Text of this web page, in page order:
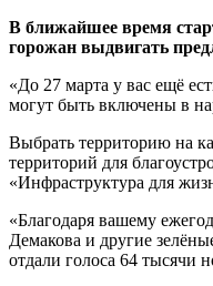
В ближайшее время
горожан выдвигать
«До 27 марта у вас ещё
могут быть включены в
Выбрать территорию на
территорий для
«Инфраструктура для
«Благодаря вашему
Демакова и другие
отдали голоса 64 тысячи